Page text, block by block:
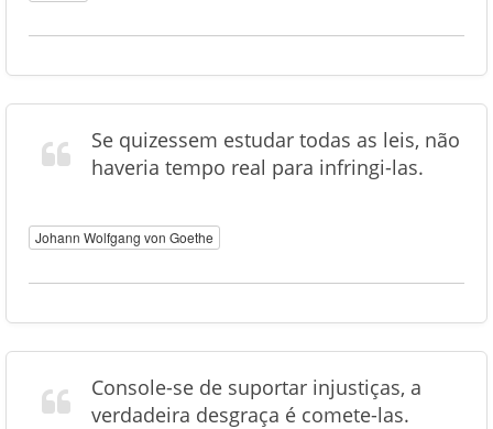
Se quizessem estudar todas as leis, não
haveria tempo real para infringi-las.
Johann Wolfgang von Goethe
Console-se de suportar injustiças, a
verdadeira desgraça é comete-las.